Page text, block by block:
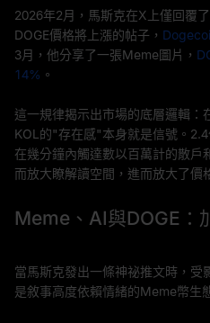
2026年2月，馬斯克在X上僅回覆
DOGE價格將上漲的帖子，
3月，他分享了一張Meme圖片，
14% 。
這一規律揭示出市場的底層邏輯：
KOL的"存在感"本身就是信號。
在幾分鐘內觸達數以百萬計的散
而放大瞭解讀空間，進而放大了價
Meme、AI與DOGE：
當馬斯克發出一條神祕推文時，受
是敘事高度依賴情緒的Meme幣生